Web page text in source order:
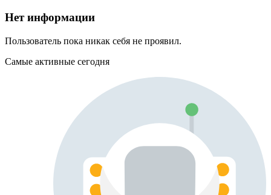
Нет информации
Пользователь пока никак себя не проявил.
Самые активные сегодня